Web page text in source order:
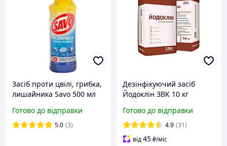
Засіб проти цвілі, грибка,
лишайника Savo 500 мл
Готово до відправки
5.0 (3)
Дезінфікуючий засіб
Йодоклін ЗВК 10 кг
Готово до відправки
4.9 (31)
від45₴/міс